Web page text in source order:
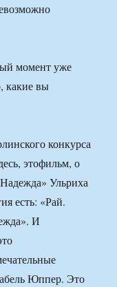
момент уже
какие вы
конкурса
этофильм, о
Ульриха
есть: «Рай.
И
Юппер. Это